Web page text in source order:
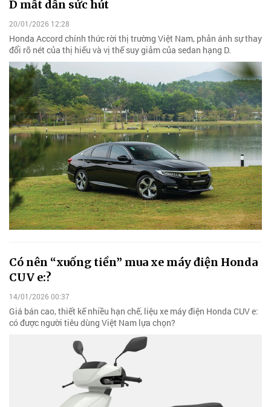
D mất dần sức hút
20/01/2026 12:28
Honda Accord chính thức rời thị trường Việt Nam, phản ánh sự thay
đổi rõ nét của thị hiếu và vị thế suy giảm của sedan hạng D.
Có nên “xuống tiền” mua xe máy điện Honda
CUV e:?
14/01/2026 00:37
Giá bán cao, thiết kế nhiều hạn chế, liệu xe máy điện Honda CUV e:
có được người tiêu dùng Việt Nam lựa chọn?